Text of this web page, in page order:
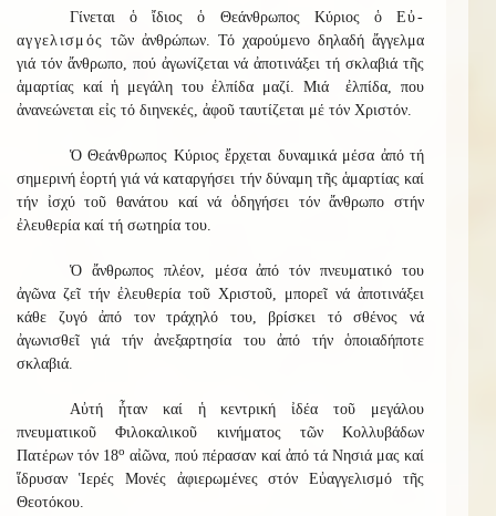
Γίνεται ὁ ἴδιος ὁ Θεάνθρωπος Κύριος ὁ Εὐ-
αγγελισμός τῶν ἀνθρώπων. Τό χαρούμενο δηλαδή ἄγγελμα
γιά τόν ἄνθρωπο, πού ἀγωνίζεται νά ἀποτινάξει τή σκλαβιά τῆς
ἁμαρτίας καί ἡ μεγάλη του ἐλπίδα μαζί. Μιά ἐλπίδα, που
ἀνανεώνεται εἰς τό διηνεκές, ἀφοῦ ταυτίζεται μέ τόν Χριστόν.
Ὁ Θεάνθρωπος Κύριος ἔρχεται δυναμικά μέσα ἀπό τή
σημερινή ἑορτή γιά νά καταργήσει τήν δύναμη τῆς ἁμαρτίας καί
τήν ἰσχύ τοῦ θανάτου καί νά ὁδηγήσει τόν ἄνθρωπο στήν
ἐλευθερία καί τή σωτηρία του.
Ὁ ἄνθρωπος πλέον, μέσα ἀπό τόν πνευματικό του
ἀγῶνα ζεῖ τήν ἐλευθερία τοῦ Χριστοῦ, μπορεῖ νά ἀποτινάξει
κάθε ζυγό ἀπό τον τράχηλό του, βρίσκει τό σθένος νά
ἀγωνισθεῖ γιά τήν ἀνεξαρτησία του ἀπό τήν ὁποιαδήποτε
σκλαβιά.
Αὐτή ἦταν καί ἡ κεντρική ἰδέα τοῦ μεγάλου
πνευματικοῦ Φιλοκαλικοῦ κινήματος τῶν Κολλυβάδων
Πατέρων τόν 18ο αἰῶνα, πού πέρασαν καί ἀπό τά Νησιά μας καί
ἵδρυσαν Ἱερές Μονές ἀφιερωμένες στόν Εὐαγγελισμό τῆς
Θεοτόκου.